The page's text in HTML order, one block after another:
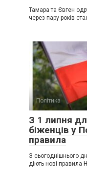
Тамара та Євген
через пару років
Політика
З 1 липня
біженців у
правила
З сьогоднішнього
діють нові правила